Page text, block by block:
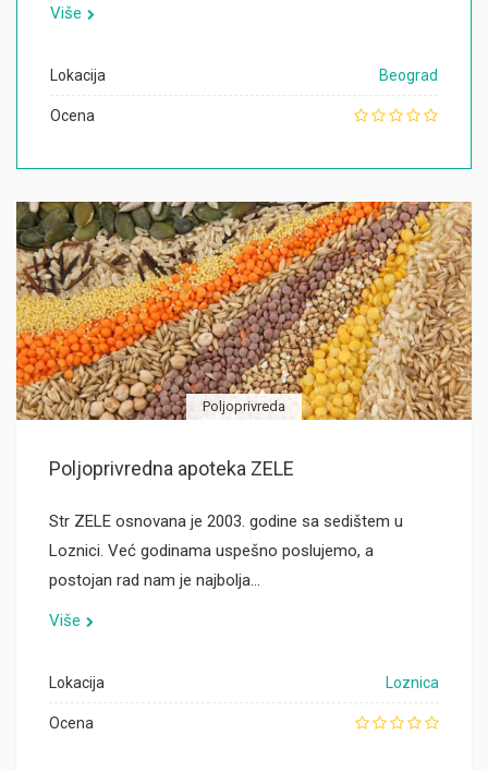
Više
Lokacija Beograd
Ocena
Poljoprivreda
Poljoprivredna apoteka ZELE
Str ZELE osnovana je 2003. godine sa sedištem u
Loznici. Već godinama uspešno poslujemo, a
postojan rad nam je najbolja…
Više
Lokacija Loznica
Ocena